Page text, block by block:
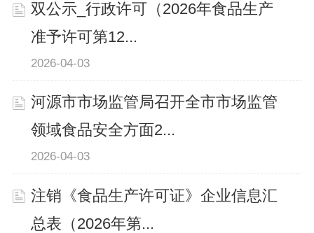
双公示_行政许可（2026年食品生产
准予许可第12...
2026-04-03
河源市市场监管局召开全市市场监管
领域食品安全方面2...
2026-04-03
注销《食品生产许可证》企业信息汇
总表（2026年第...